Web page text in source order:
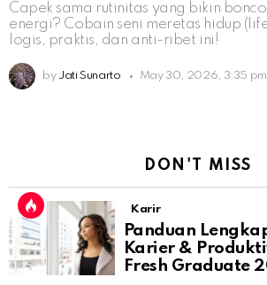
Capek sama rutinitas yang bikin
energi? Cobain seni meretas hidup
logis, praktis, dan anti-ribet ini!
by Jati Sunarto May 30, 2026, 3:35 pm
DON'T MISS
Karir
Panduan
Karier &
Fresh Graduate